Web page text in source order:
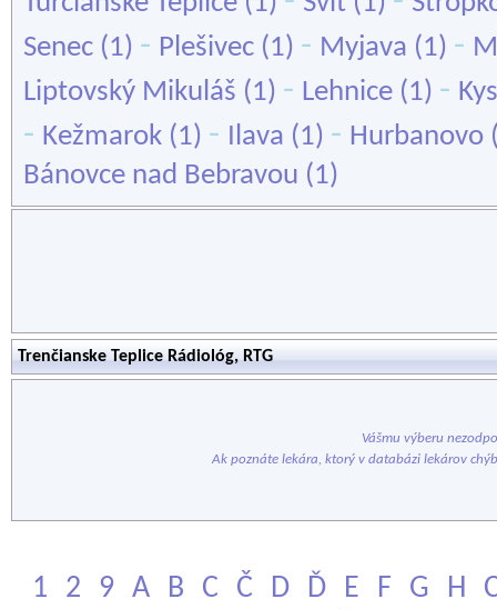
Senec (1) - Plešivec (1) - Myjava (1) -
Liptovský Mikuláš (1) - Lehnice (1) -
- Kežmarok (1) - Ilava (1) - Hurbanovo
Bánovce nad Bebravou (1)
Trenčianske Teplice Rádiológ, RTG
Vášmu výberu
Ak poznáte lekára, ktorý v databázi lekárov
1 2 9 A B C Č D Ď E F G H